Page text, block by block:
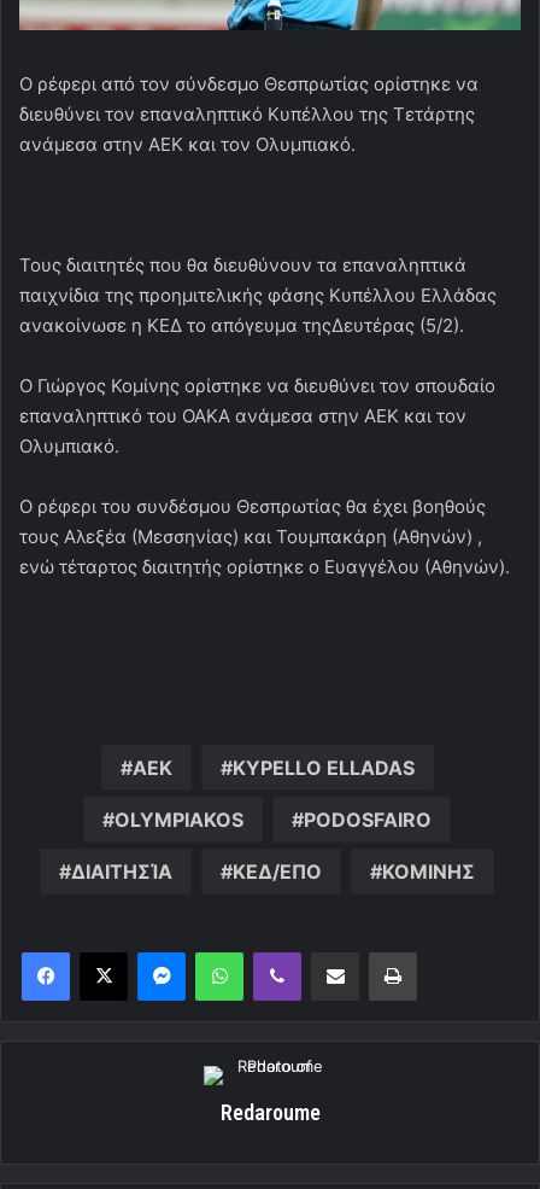
Ο ρέφερι από τον σύνδεσμο Θεσπρωτίας ορίστηκε να
διευθύνει τον επαναληπτικό Κυπέλλου της Τετάρτης
ανάμεσα στην ΑΕΚ και τον Ολυμπιακό.
Τους διαιτητές που θα διευθύνουν τα επαναληπτικά
παιχνίδια της προημιτελικής φάσης Κυπέλλου Ελλάδας
ανακοίνωσε η ΚΕΔ το απόγευμα τηςΔευτέρας (5/2).
Ο Γιώργος Κομίνης ορίστηκε να διευθύνει τον σπουδαίο
επαναληπτικό του ΟΑΚΑ ανάμεσα στην ΑΕΚ και τον
Ολυμπιακό.
Ο ρέφερι του συνδέσμου Θεσπρωτίας θα έχει βοηθούς
τους Αλεξέα (Μεσσηνίας) και Τουμπακάρη (Αθηνών) ,
ενώ τέταρτος διαιτητής ορίστηκε ο Ευαγγέλου (Αθηνών).
AEK KYPELLO ELLADAS
OLYMPIAKOS PODOSFAIRO
ΔΙΑΙΤΗΣΊΑ ΚΕΔ/ΕΠΟ ΚΟΜΙΝΗΣ
MessengerWhatsAppViber Κοινοποίηση μέσω ηλεκτρονικού ταχυδρομείουΕκτύπωση
Redaroume